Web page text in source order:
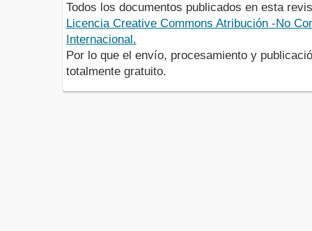
Todos los documentos publicados en esta
Licencia Creative Commons Atribución -No
Internacional.
Por lo que el envío, procesamiento y
totalmente gratuito.